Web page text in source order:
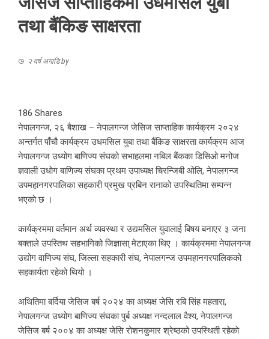
तथा बैंकिङ साक्षरता
२ वर्ष अगाडिby
186 Shares
नेपालगन्ज, २६ बैशाख – नेपालगन्ज जेसिज साप्ताहिक कार्यक्रम २०२४
अन्तर्गत पाँचौ कार्यक्रम उधमसिल युबा तथा बैंकिङ साक्षरता कार्यक्रम आज
नेपालगन्ज उध्योग बाणिज्य संघको सभाहलमा नबिल बैंकका डिसिओ मनोज
ज्ञवाली उधाेग बाणिज्य संघका प्रथम उपाध्यक्ष चिरन्जिबी ओलि, नेपालगन्ज
उपमहानगरपालिका सहकारी प्रमुख प्रबिन रानाको उपस्थितिमा सम्पन्न
भएकाे छ ।
कार्यक्रममा वर्तमान अर्थ व्यवस्था र उद्यमसिल युवालाई बिषय बनाएर ३ जना
बक्ताले उपस्तिथ सहभागिको जिज्ञासा् मेटाएका थिए । कार्यक्रममा नेपालगन्ज
उद्योग वाणिज्य संघ, जिल्ला सहकारी संघ, नेपालगन्ज उपमहानगरपालिकको
सहकार्यता रहेको थियो ।
अथितिमा बर्दिया जेसिज बर्ष २०२४ का अध्यक्ष जेसि रबि सिंह महतारा,
नेपालगन्ज उध्योग बाणिज्य संघका पुर्ब अध्यक्ष नन्दलाल वैश्य, नेपालगन्ज
जेसिज बर्ष २००४ का अध्यक्ष जेसि रोशनकुमार श्रेष्ठको उपस्थिती रहेकाे